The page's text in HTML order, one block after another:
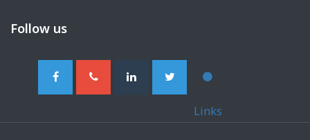
Follow us
Links